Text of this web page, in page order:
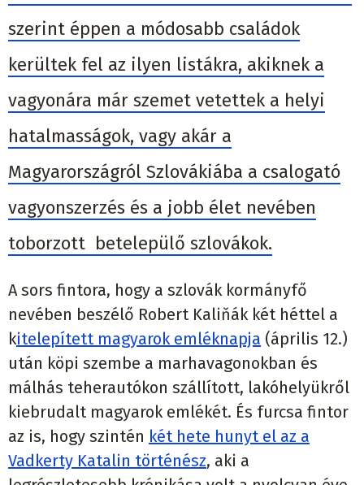
szerint éppen a módosabb családok
kerültek fel az ilyen listákra, akiknek a
vagyonára már szemet vetettek a helyi
hatalmasságok, vagy akár a
Magyarországról Szlovákiába a csalogató
vagyonszerzés és a jobb élet nevében
toborzott betelepülő szlovákok.
A sors fintora, hogy a szlovák kormányfő
nevében beszélő Robert Kaliňák két héttel a
kitelepített magyarok emléknapja (április 12.)
után köpi szembe a marhavagonokban és
málhás teherautókon szállított, lakóhelyükről
kiebrudalt magyarok emlékét. És furcsa fintor
az is, hogy szintén két hete hunyt el az a
Vadkerty Katalin történész, aki a